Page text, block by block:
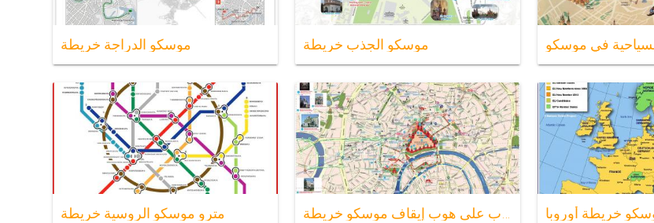
موسكو الدراجة خريطة موسكو الجذب خريطة في موسكو
مترو موسكو الروسية خريطة هوب على هوب إيقاف موسكو خريطة خريطة أوروبا